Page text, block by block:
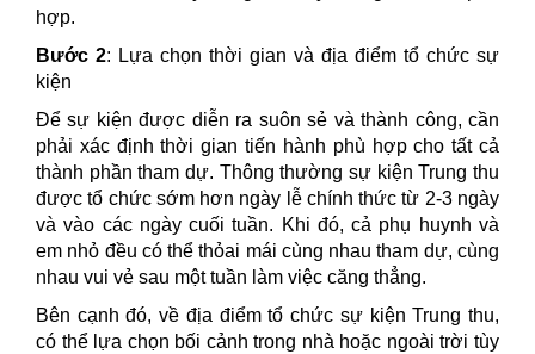
hợp.
Bước 2: Lựa chọn thời gian và địa điểm tổ chức sự
kiện
Để sự kiện được diễn ra suôn sẻ và thành công, cần
phải xác định thời gian tiến hành phù hợp cho tất cả
thành phần tham dự. Thông thường sự kiện Trung thu
được tổ chức sớm hơn ngày lễ chính thức từ 2-3 ngày
và vào các ngày cuối tuần. Khi đó, cả phụ huynh và
em nhỏ đều có thể thỏai mái cùng nhau tham dự, cùng
nhau vui vẻ sau một tuần làm việc căng thẳng.
Bên cạnh đó, về địa điểm tổ chức sự kiện Trung thu,
có thể lựa chọn bối cảnh trong nhà hoặc ngoài trời tùy